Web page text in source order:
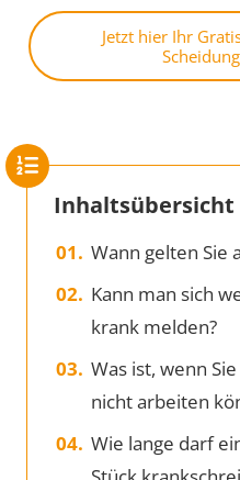
Jetzt hier Ihr
Inhaltsübersicht
Wann gelten Sie
Kann man sich
krank melden?
Was ist, wenn
nicht arbeiten
Wie lange darf